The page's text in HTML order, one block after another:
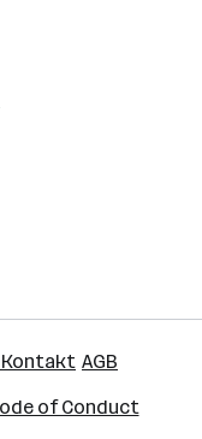
Kontakt AGB
of Conduct